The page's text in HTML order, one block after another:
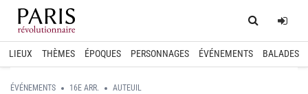
Home
LIEUX THÈMES ÉPOQUES PERSONNAGES ÉVÉNEMENTS BALADES
ÉVÉNEMENTS 16E ARR. AUTEUIL